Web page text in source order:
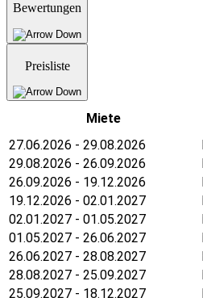
Bewertungen
Preisliste
Miete
27.06.2026 - 29.08.2026
29.08.2026 - 26.09.2026
26.09.2026 - 19.12.2026
19.12.2026 - 02.01.2027
02.01.2027 - 01.05.2027
01.05.2027 - 26.06.2027
26.06.2027 - 28.08.2027
28.08.2027 - 25.09.2027
25.09.2027 - 18.12.2027